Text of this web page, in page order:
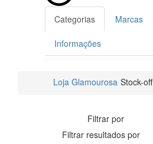
Categorias Marcas
Informações
Loja Glamourosa Stock-off
Filtrar por
Filtrar resultados por